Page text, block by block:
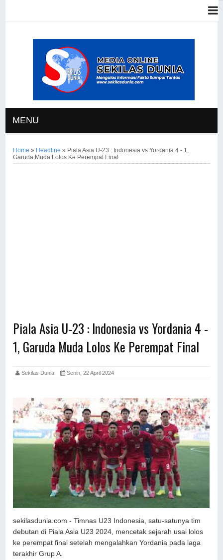
MENU
Home » Headline » Piala Asia U-23 : Indonesia vs Yordania 4 - 1,
Garuda Muda Lolos Ke Perempat Final
Piala Asia U-23 : Indonesia vs Yordania 4 -
1, Garuda Muda Lolos Ke Perempat Final
Sekilas Dunia Senin, 22 April 2024
sekilasdunia.com - Timnas U23 Indonesia, satu-satunya tim
debutan di Piala Asia U23 2024, mencetak sejarah usai lolos
ke perempat final setelah mengalahkan Yordania pada laga
terakhir Grup A.